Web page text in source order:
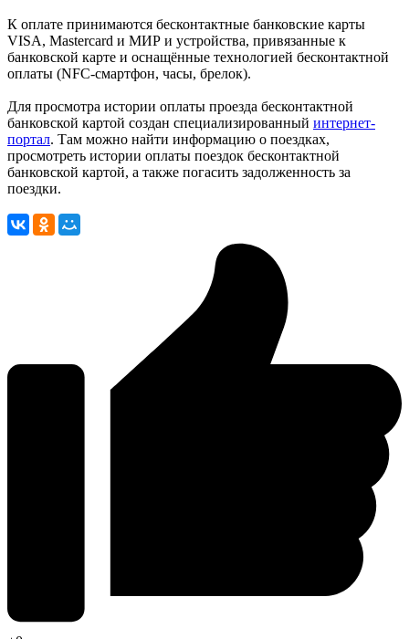
К оплате принимаются бесконтактные банковские карты
VISA, Mastercard и МИР и устройства, привязанные к
банковской карте и оснащённые технологией бесконтактной
оплаты (NFC-смартфон, часы, брелок).
Для просмотра истории оплаты проезда бесконтактной
банковской картой создан специализированный интернет-
портал. Там можно найти информацию о поездках,
просмотреть истории оплаты поездок бесконтактной
банковской картой, а также погасить задолженность за
поездки.